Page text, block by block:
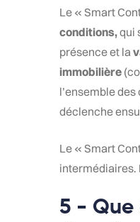
Le « Smart
conditions,qui
présence et la
immobilière
l’ensemble
déclenche
Le « Smart
intermédiaires.
5 - Que